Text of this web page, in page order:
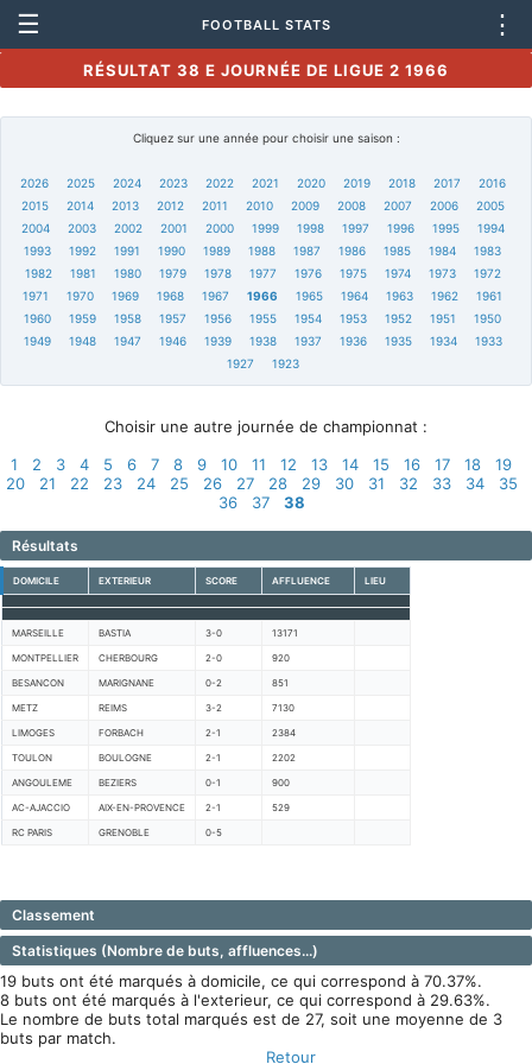
☰ FOOTBALL STATS ⋮
RÉSULTAT 38 E JOURNÉE DE LIGUE 2 1966
Cliquez sur une année pour choisir une saison :
2026 2025 2024 2023 2022 2021 2020 2019 2018 2017
2016
2015
2014 2013 2012 2011 2010 2009 2008 2007 2006
2005
2004
2003 2002 2001 2000 1999 1998 1997 1996 1995
1994
1993
1992 1991 1990 1989 1988 1987 1986 1985 1984
1983
1982
1981 1980 1979 1978 1977 1976 1975 1974 1973
1972
1971
1970 1969 1968 1967 1966 1965 1964 1963 1962
1961
1960
1959 1958 1957 1956 1955 1954 1953 1952 1951
1950
1949
1948 1947 1946 1939 1938 1937 1936 1935 1934
1933
1927
1923
Choisir une autre journée de championnat :
1
2 3 4 5 6 7 8 9 10 11 12 13 14 15 16 17 18
19
20
21 22 23 24 25 26 27 28 29 30 31 32 33 34
35
36
37 38
Résultats
DOMICILE EXTERIEUR SCORE AFFLUENCE LIEU
MARSEILLE BASTIA 3-0 13171
MONTPELLIER CHERBOURG 2-0 920
BESANCON MARIGNANE 0-2 851
METZ REIMS 3-2 7130
LIMOGES FORBACH 2-1 2384
TOULON BOULOGNE 2-1 2202
ANGOULEME BEZIERS 0-1 900
AC-AJACCIO AIX-EN-PROVENCE 2-1 529
RC PARIS GRENOBLE 0-5
Classement
Statistiques (Nombre de buts, affluences...)
19 buts ont été marqués à domicile, ce qui correspond à 70.37%.
8 buts ont été marqués à l'exterieur, ce qui correspond à 29.63%.
Le nombre de buts total marqués est de 27, soit une moyenne de 3
buts par match.
Retour